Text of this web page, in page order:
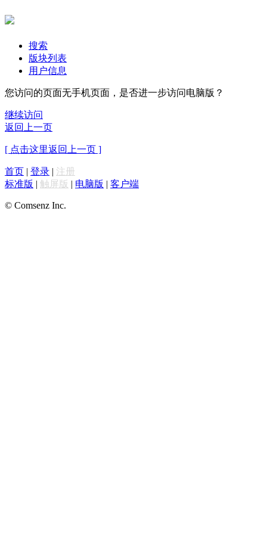
搜索
版块列表
用户信息
您访问的页面无手机页面，是否进一步访问电脑版？
继续访问
返回上一页
[ 点击这里返回上一页 ]
首页 | 登录 | 注册
标准版 | 触屏版 | 电脑版 | 客户端
© Comsenz Inc.